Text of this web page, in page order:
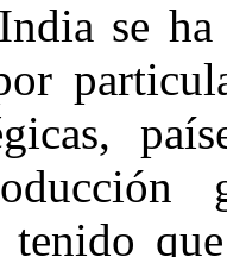
se ha
tenido